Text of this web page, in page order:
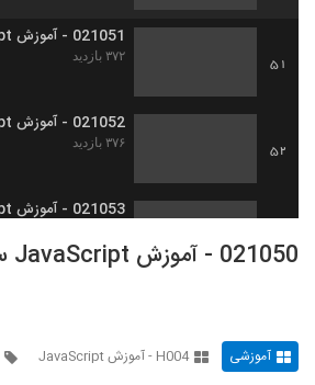
51
021051 - آموزش JavaScript سری دوم
۳۷۲ بازدید
52
021052 - آموزش JavaScript سری دوم
۳۷۶ بازدید
021053 - آموزش JavaScript سری دوم
021050 - آموزش JavaScript سری دوم
آموزشی H004 - آموزش JavaScript